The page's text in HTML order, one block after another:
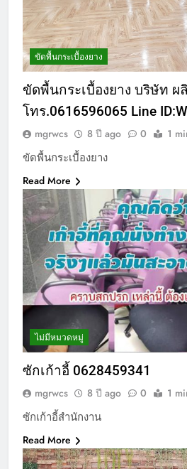
ขัดพื้นกระเบื้องยาง
ขัดพื้นกระเบื้องยาง บริษัท ผ
โทร.0616596065 Line
mgrwcs 8 ปี ago 0 1
ขัดพื้นกระเบื้องยาง
Read More
ไม่มีหมวดหมู่
ซักเก้าอี้ 0628459341
mgrwcs 8 ปี ago 0 1
ซักเก้าอี้สำนักงาน
Read More